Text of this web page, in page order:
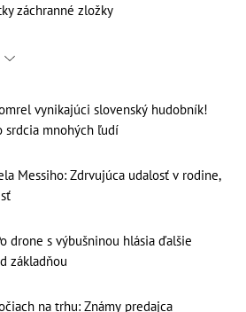
záchranné zložky
vynikajúci slovenský hudobník!
srdcia mnohých ľudí
Messiho: Zdrvujúca udalosť v rodine,
drone s výbušninou hlásia ďalšie
základňou
na trhu: Známy predajca